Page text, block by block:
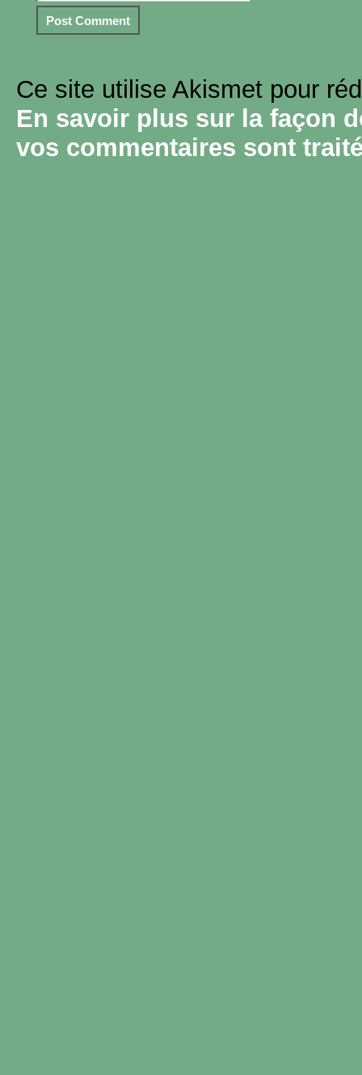
Ce site utilise Akismet pour
En savoir plus sur la façon
vos commentaires sont